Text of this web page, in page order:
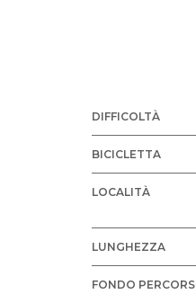
DIFFICOLTÀ
BICICLETTA
LOCALITÀ
LUNGHEZZA
FONDO